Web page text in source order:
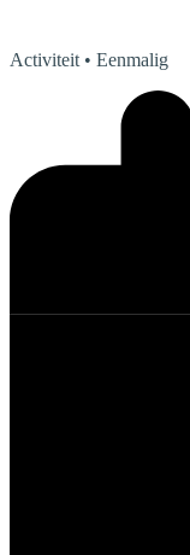
Activiteit • Eenmalig